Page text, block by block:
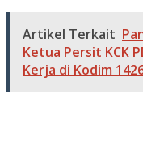
Artikel Terkait
Ketua Persit KCK
Kerja di Kodim